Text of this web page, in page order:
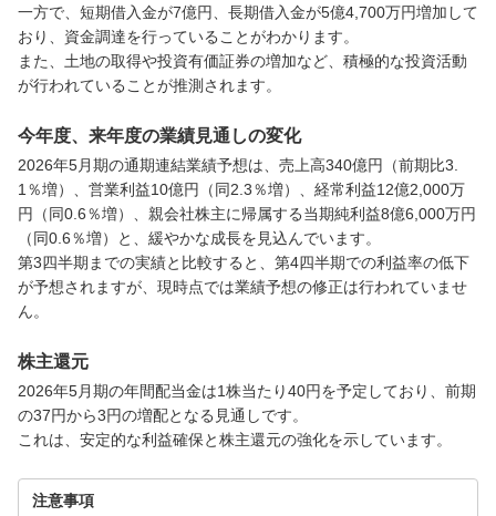
一方で、短期借入金が7億円、長期借入金が5億4,700万円増加して
おり、資金調達を行っていることがわかります。
また、土地の取得や投資有価証券の増加など、積極的な投資活動
が行われていることが推測されます。
今年度、来年度の業績見通しの変化
2026年5月期の通期連結業績予想は、売上高340億円（前期比3.
1％増）、営業利益10億円（同2.3％増）、経常利益12億2,000万
円（同0.6％増）、親会社株主に帰属する当期純利益8億6,000万円
（同0.6％増）と、緩やかな成長を見込んでいます。
第3四半期までの実績と比較すると、第4四半期での利益率の低下
が予想されますが、現時点では業績予想の修正は行われていませ
ん。
株主還元
2026年5月期の年間配当金は1株当たり40円を予定しており、前期
の37円から3円の増配となる見通しです。
これは、安定的な利益確保と株主還元の強化を示しています。
注意事項